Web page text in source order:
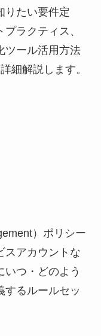
りたい要件定
ラクティス、
ツール活用方法
細解説します。
）ポリシー
スアカウントな
いつ・どのよう
するルールセッ